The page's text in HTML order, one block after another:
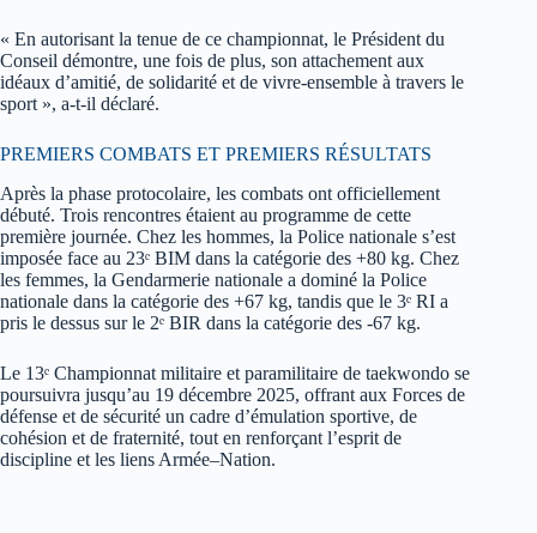
« En autorisant la tenue de ce championnat, le Président du
Conseil démontre, une fois de plus, son attachement aux
idéaux d’amitié, de solidarité et de vivre-ensemble à travers le
sport », a-t-il déclaré.
PREMIERS COMBATS ET PREMIERS RÉSULTATS
Après la phase protocolaire, les combats ont officiellement
débuté. Trois rencontres étaient au programme de cette
première journée. Chez les hommes, la Police nationale s’est
imposée face au 23ᵉ BIM dans la catégorie des +80 kg. Chez
les femmes, la Gendarmerie nationale a dominé la Police
nationale dans la catégorie des +67 kg, tandis que le 3ᵉ RI a
pris le dessus sur le 2ᵉ BIR dans la catégorie des -67 kg.
Le 13ᵉ Championnat militaire et paramilitaire de taekwondo se
poursuivra jusqu’au 19 décembre 2025, offrant aux Forces de
défense et de sécurité un cadre d’émulation sportive, de
cohésion et de fraternité, tout en renforçant l’esprit de
discipline et les liens Armée–Nation.